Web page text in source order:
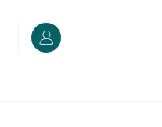
Accedi o registrati